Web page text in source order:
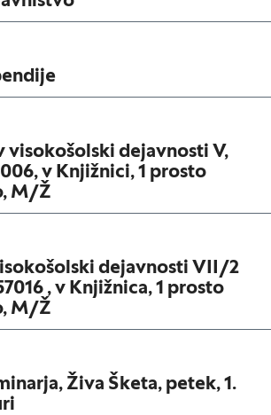
visokošolski dejavnosti V,
v Knjižnici, 1 prosto
M/Ž
dejavnosti VII/2
, v Knjižnica, 1 prosto
M/Ž
Živa Šketa, petek, 1.